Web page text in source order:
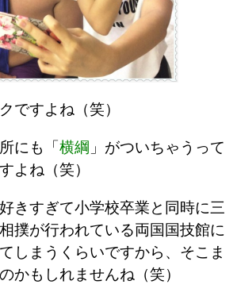
ですよね（笑）
にも「横綱 」がついちゃうって
よね（笑）
きすぎて小学校卒業と同時に三
撲が行われている両国国技館に
しまうくらいですから、そこま
かもしれませんね（笑）